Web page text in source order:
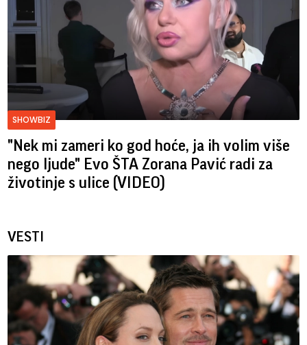
SHOWBIZ
"Nek mi zameri ko god hoće, ja ih volim više
nego ljude" Evo ŠTA Zorana Pavić radi za
životinje s ulice (VIDEO)
VESTI